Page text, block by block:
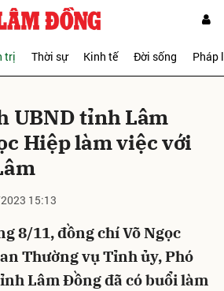
trị Thời sự Kinh tế Đời sống Pháp
UBND tỉnh Lâm
Hiệp làm việc với
15:13
8/11, đồng chí Võ Ngọc
Thường vụ Tỉnh ủy, Phó
Lâm Đồng đã có buổi làm
Hủy Gửi